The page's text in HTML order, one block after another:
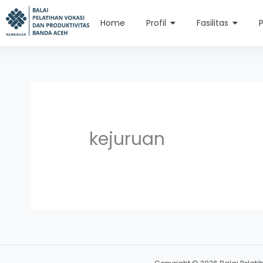
content
Skip
to
content
Home Profil Fasilitas
kejuruan